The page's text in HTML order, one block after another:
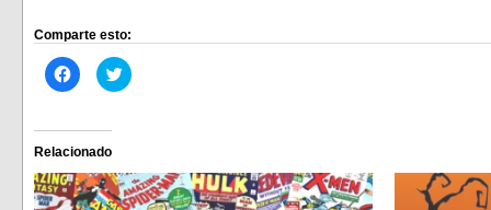
Comparte esto:
Haz
clic
Facebook
(Se
abre
en
una
ventana
Haz
clic
en
una
ventana
Relacionado